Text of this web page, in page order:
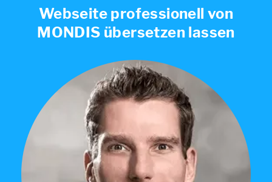
Webseite professionell von
MONDIS übersetzen lassen